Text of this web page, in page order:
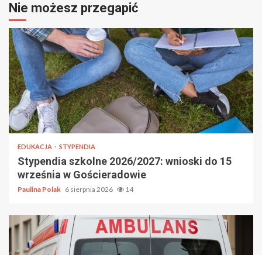
Nie możesz przegapić
EDUKACJA STYPENDIA
Stypendia szkolne 2026/2027: wnioski do 15
września w Gościeradowie
Paulina Polak 6 sierpnia 2026 14